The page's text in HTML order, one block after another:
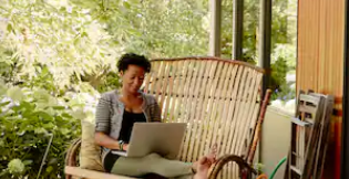
et vers le bas pour les parcourir ou en